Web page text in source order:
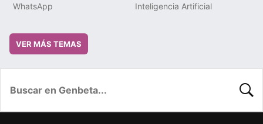
WhatsApp Inteligencia Artificial
VER MÁS TEMAS